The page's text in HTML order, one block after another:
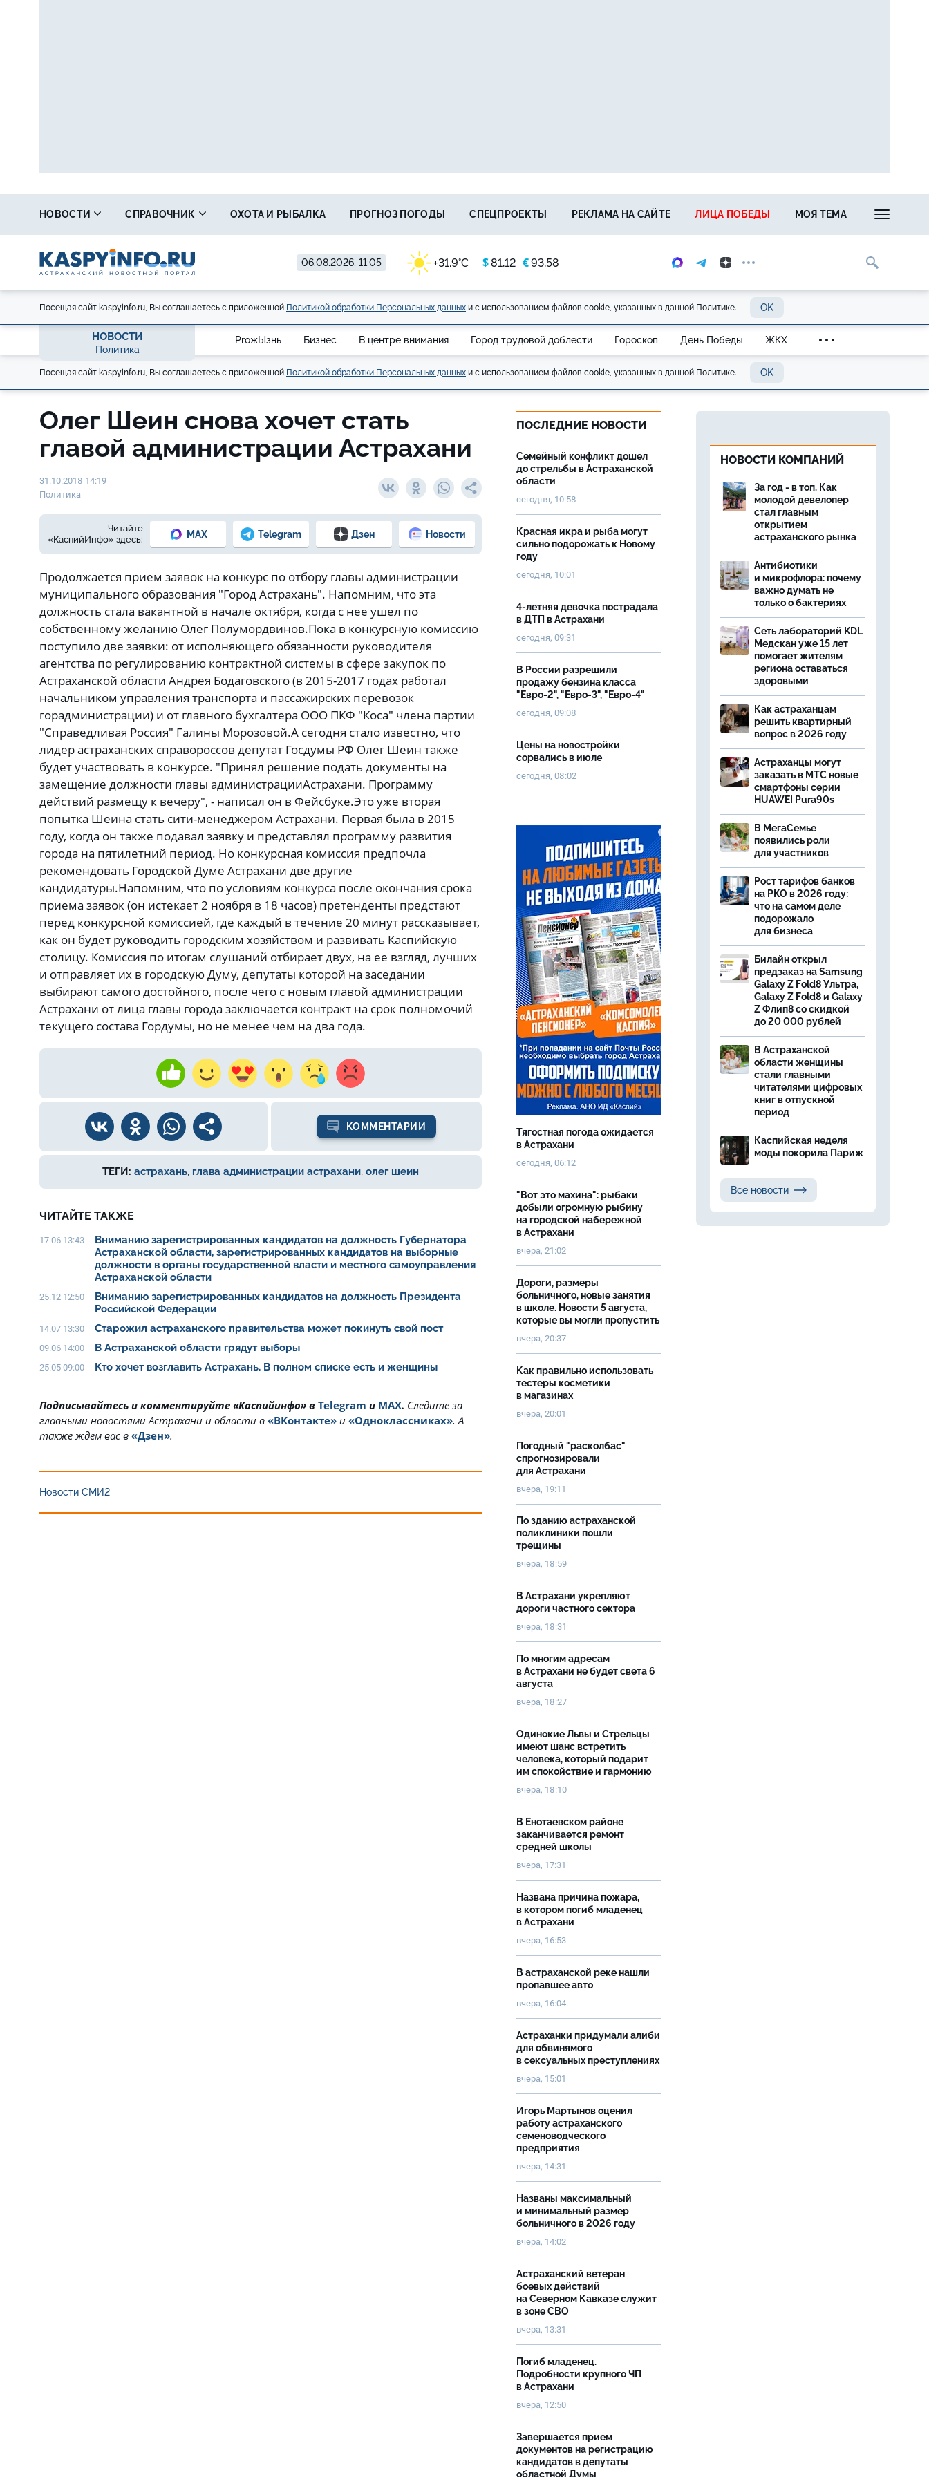
06.08.2026, 11:05 +31.9°C $81,12 €93,58
НОВОСТИ СПРАВОЧНИК ОХОТА И РЫБАЛКА ПРОГНОЗ ПОГОДЫ СПЕЦПРОЕКТЫ РЕКЛАМА НА САЙТЕ ЛИЦА ПОБЕДЫ МОЯ ТЕМА
Посещая сайт kaspyinfo.ru, Вы соглашаетесь с приложенной Политикой обработки Персональных данных и с использованием файлов cookie, указанных в данной Политике. OK
НОВОСТИ
Политика
ProжЫзнь Бизнес В центре внимания Город трудовой доблести Гороскоп День Победы ЖКХ
Посещая сайт kaspyinfo.ru, Вы соглашаетесь с приложенной Политикой обработки Персональных данных и с использованием файлов cookie, указанных в данной Политике. OK
Олег Шеин снова хочет стать
главой администрации Астрахани
31.10.2018 14:19
Политика
Читайте
«КаспийИнфо» здесь:
MAX Telegram Дзен Новости
Продолжается прием заявок на конкурс по отбору главы администрации
муниципального образования "Город Астрахань". Напомним, что эта
должность стала вакантной в начале октября, когда с нее ушел по
собственному желанию Олег Полумордвинов.Пока в конкурсную комиссию
поступило две заявки: от исполняющего обязанности руководителя
агентства по регулированию контрактной системы в сфере закупок по
Астраханской области Андрея Бодаговского (в 2015-2017 годах работал
начальником управления транспорта и пассажирских перевозок
горадминистрации) и от главного бухгалтера ООО ПКФ "Коса" члена партии
"Справедливая Россия" Галины Морозовой.А сегодня стало известно, что
лидер астраханских справороссов депутат Госдумы РФ Олег Шеин также
будет участвовать в конкурсе. "Принял решение подать документы на
замещение должности главы администрацииАстрахани. Программу
действий размещу к вечеру", - написал он в Фейсбуке.Это уже вторая
попытка Шеина стать сити-менеджером Астрахани. Первая была в 2015
году, когда он также подавал заявку и представлял программу развития
города на пятилетний период. Но конкурсная комиссия предпочла
рекомендовать Городской Думе Астрахани две другие
кандидатуры.Напомним, что по условиям конкурса после окончания срока
приема заявок (он истекает 2 ноября в 18 часов) претенденты предстают
перед конкурсной комиссией, где каждый в течение 20 минут рассказывает,
как он будет руководить городским хозяйством и развивать Каспийскую
столицу. Комиссия по итогам слушаний отбирает двух, на ее взгляд, лучших
и отправляет их в городскую Думу, депутаты которой на заседании
выбирают самого достойного, после чего с новым главой администрации
Астрахани от лица главы города заключается контракт на срок полномочий
текущего состава Гордумы, но не менее чем на два года.
КОММЕНТАРИИ
ТЕГИ: астрахань, глава администрации астрахани, олег шеин
ЧИТАЙТЕ ТАКЖЕ
17.06 13:43
Вниманию зарегистрированных кандидатов на должность Губернатора
Астраханской области, зарегистрированных кандидатов на выборные
должности в органы государственной власти и местного самоуправления
Астраханской области
25.12 12:50
Вниманию зарегистрированных кандидатов на должность Президента
Российской Федерации
14.07 13:30 Старожил астраханского правительства может покинуть свой пост
09.06 14:00 В Астраханской области грядут выборы
25.05 09:00 Кто хочет возглавить Астрахань. В полном списке есть и женщины
Подписывайтесь и комментируйте «Каспийинфо» в Telegram и MAX. Cледите за
главными новостями Астрахани и области в «ВКонтакте» и «Одноклассниках». А
также ждём вас в «Дзен».
Новости СМИ2
ПОСЛЕДНИЕ НОВОСТИ
Семейный конфликт дошел
до стрельбы в Астраханской
области
сегодня, 10:58
Красная икра и рыба могут
сильно подорожать к Новому
году
сегодня, 10:01
4-летняя девочка пострадала
в ДТП в Астрахани
сегодня, 09:31
В России разрешили
продажу бензина класса
"Евро-2", "Евро-3", "Евро-4"
сегодня, 09:08
Цены на новостройки
сорвались в июле
сегодня, 08:02
Тягостная погода ожидается
в Астрахани
сегодня, 06:12
"Вот это махина": рыбаки
добыли огромную рыбину
на городской набережной
в Астрахани
вчера, 21:02
Дороги, размеры
больничного, новые занятия
в школе. Новости 5 августа,
которые вы могли пропустить
вчера, 20:37
Как правильно использовать
тестеры косметики
в магазинах
вчера, 20:01
Погодный "расколбас"
спрогнозировали
для Астрахани
вчера, 19:11
По зданию астраханской
поликлиники пошли
трещины
вчера, 18:59
В Астрахани укрепляют
дороги частного сектора
вчера, 18:31
По многим адресам
в Астрахани не будет света 6
августа
вчера, 18:27
Одинокие Львы и Стрельцы
имеют шанс встретить
человека, который подарит
им спокойствие и гармонию
вчера, 18:10
В Енотаевском районе
заканчивается ремонт
средней школы
вчера, 17:31
Названа причина пожара,
в котором погиб младенец
в Астрахани
вчера, 16:53
В астраханской реке нашли
пропавшее авто
вчера, 16:04
Астраханки придумали алиби
для обвинямого
в сексуальных преступлениях
вчера, 15:01
Игорь Мартынов оценил
работу астраханского
семеноводческого
предприятия
вчера, 14:31
Названы максимальный
и минимальный размер
больничного в 2026 году
вчера, 14:02
Астраханский ветеран
боевых действий
на Северном Кавказе служит
в зоне СВО
вчера, 13:31
Погиб младенец.
Подробности крупного ЧП
в Астрахани
вчера, 12:50
Завершается прием
документов на регистрацию
кандидатов в депутаты
областной Думы
НОВОСТИ КОМПАНИЙ
За год - в топ. Как
молодой девелопер
стал главным
открытием
астраханского рынка
Антибиотики
и микрофлора: почему
важно думать не
только о бактериях
Сеть лабораторий KDL
Медскан уже 15 лет
помогает жителям
региона оставаться
здоровыми
Как астраханцам
решить квартирный
вопрос в 2026 году
Астраханцы могут
заказать в МТС новые
смартфоны серии
HUAWEI Pura90s
В МегаСемье
появились роли
для участников
Рост тарифов банков
на РКО в 2026 году:
что на самом деле
подорожало
для бизнеса
Билайн открыл
предзаказ на Samsung
Galaxy Z Fold8 Ультра,
Galaxy Z Fold8 и Galaxy
Z Флип8 со скидкой
до 20 000 рублей
В Астраханской
области женщины
стали главными
читателями цифровых
книг в отпускной
период
Каспийская неделя
моды покорила Париж
Все новости